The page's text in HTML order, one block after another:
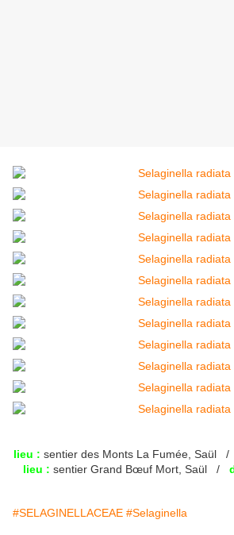
lieu : sentier des Monts La Fumée, Saül /
lieu : sentier Grand Bœuf Mort, Saül /
#SELAGINELLACEAE #Selaginella